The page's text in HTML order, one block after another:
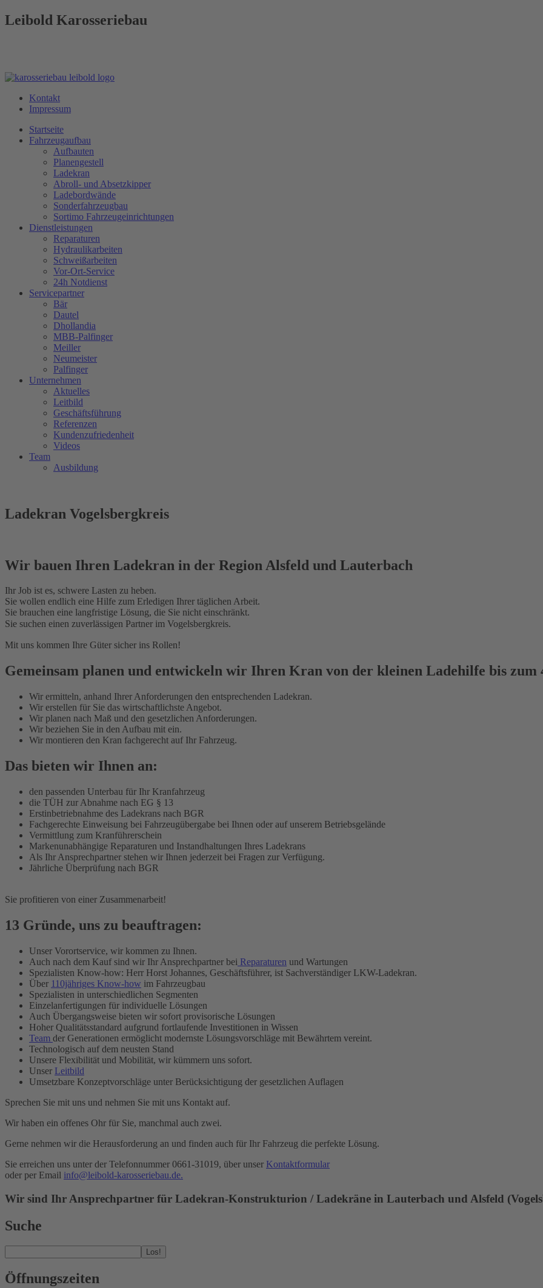
Leibold Karosseriebau
Kontakt
Impressum
Startseite
Fahrzeugaufbau
Aufbauten
Planengestell
Ladekran
Abroll- und Absetzkipper
Ladebordwände
Sonderfahrzeugbau
Sortimo Fahrzeugeinrichtungen
Dienstleistungen
Reparaturen
Hydraulikarbeiten
Schweißarbeiten
Vor-Ort-Service
24h Notdienst
Servicepartner
Bär
Dautel
Dhollandia
MBB-Palfinger
Meiller
Neumeister
Palfinger
Unternehmen
Aktuelles
Leitbild
Geschäftsführung
Referenzen
Kundenzufriedenheit
Videos
Team
Ausbildung
Ladekran Vogelsbergkreis
Wir bauen Ihren Ladekran in der Region Alsfeld und Lauterbach
Ihr Job ist es, schwere Lasten zu heben.
Sie wollen endlich eine Hilfe zum Erledigen Ihrer täglichen Arbeit.
Sie brauchen eine langfristige Lösung, die Sie nicht einschränkt.
Sie suchen einen zuverlässigen Partner im Vogelsbergkreis.
Mit uns kommen Ihre Güter sicher ins Rollen!
Gemeinsam planen und entwickeln wir Ihren Kran von der kleinen Ladehilfe bis
Wir ermitteln, anhand Ihrer Anforderungen den entsprechenden Ladekran.
Wir erstellen für Sie das wirtschaftlichste Angebot.
Wir planen nach Maß und den gesetzlichen Anforderungen.
Wir beziehen Sie in den Aufbau mit ein.
Wir montieren den Kran fachgerecht auf Ihr Fahrzeug.
Das bieten wir Ihnen an:
den passenden Unterbau für Ihr Kranfahrzeug
die TÜH zur Abnahme nach EG § 13
Erstinbetriebnahme des Ladekrans nach BGR
Fachgerechte Einweisung bei Fahrzeugübergabe bei Ihnen oder auf unserem Betriebsgelände
Vermittlung zum Kranführerschein
Markenunabhängige Reparaturen und Instandhaltungen Ihres Ladekrans
Als Ihr Ansprechpartner stehen wir Ihnen jederzeit bei Fragen zur Verfügung.
Jährliche Überprüfung nach BGR
Sie profitieren von einer Zusammenarbeit!
13 Gründe, uns zu beauftragen:
Unser Vorortservice, wir kommen zu Ihnen.
Auch nach dem Kauf sind wir Ihr Ansprechpartner bei Reparaturen und Wartungen
Spezialisten Know-how: Herr Horst Johannes, Geschäftsführer, ist Sachverständiger LKW-Ladekran.
Über 110jähriges Know-how im Fahrzeugbau
Spezialisten in unterschiedlichen Segmenten
Einzelanfertigungen für individuelle Lösungen
Auch Übergangsweise bieten wir sofort provisorische Lösungen
Hoher Qualitätsstandard aufgrund fortlaufende Investitionen in Wissen
Team der Generationen ermöglicht modernste Lösungsvorschläge mit Bewährtem vereint.
Technologisch auf dem neusten Stand
Unsere Flexibilität und Mobilität, wir kümmern uns sofort.
Unser Leitbild
Umsetzbare Konzeptvorschläge unter Berücksichtigung der gesetzlichen Auflagen
Sprechen Sie mit uns und nehmen Sie mit uns Kontakt auf.
Wir haben ein offenes Ohr für Sie, manchmal auch zwei.
Gerne nehmen wir die Herausforderung an und finden auch für Ihr Fahrzeug die perfekte Lösung.
Sie erreichen uns unter der Telefonnummer 0661-31019, über unser Kontaktformular
oder per Email info@leibold-karosseriebau.de.
Wir sind Ihr Ansprechpartner für Ladekran-Konstrukturion / Ladekräne in Lauterbach und Alsfeld
Suche
Los!
Öffnungszeiten